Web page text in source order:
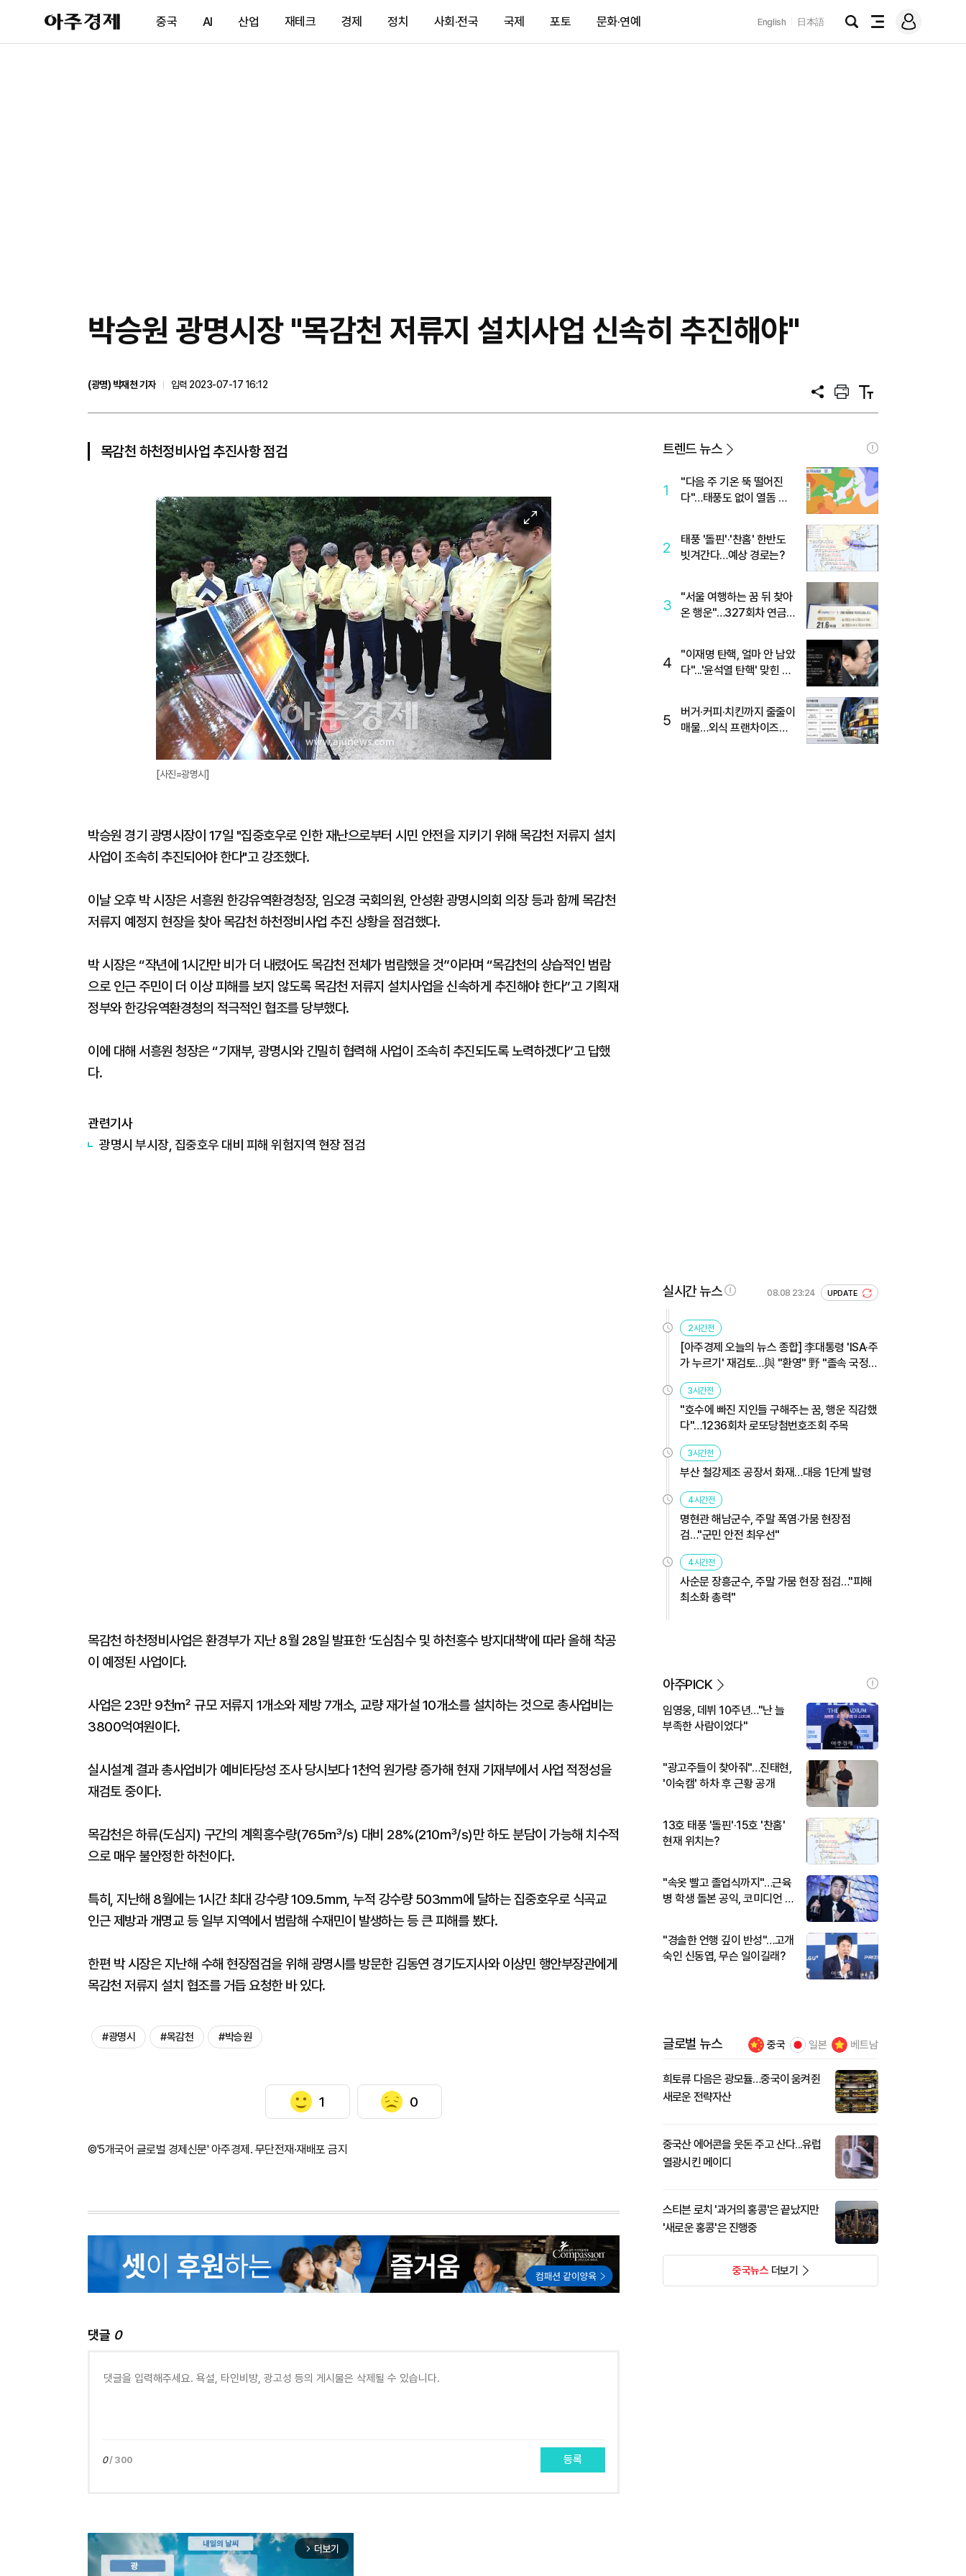
아
주
제
중국 AI 산업 재테크 경제 정치 사회·전국 국제 포토 문화·연예 English 日本語
검
전
메
그
박승원 광명시장 "목감천 저류지 설치사업 신속히 추진해야"
(광명) 박재천 기자
입력 2023-07-17 16:12
공
프
트
텍
트
목감천 하천정비사업 추진사항 점검
이
미
지
확
대
[사진=광명시]
박승원 경기 광명시장이 17일 "집중호우로 인한 재난으로부터 시민 안전을 지키기 위해 목감천 저류지 설치
사업이 조속히 추진되어야 한다"고 강조했다.
이날 오후 박 시장은 서흥원 한강유역환경청장, 임오경 국회의원, 안성환 광명시의회 의장 등과 함께 목감천
저류지 예정지 현장을 찾아 목감천 하천정비사업 추진 상황을 점검했다.
박 시장은 “작년에 1시간만 비가 더 내렸어도 목감천 전체가 범람했을 것”이라며 “목감천의 상습적인 범람
으로 인근 주민이 더 이상 피해를 보지 않도록 목감천 저류지 설치사업을 신속하게 추진해야 한다”고 기획재
정부와 한강유역환경청의 적극적인 협조를 당부했다.
이에 대해 서흥원 청장은 “기재부, 광명시와 긴밀히 협력해 사업이 조속히 추진되도록 노력하겠다”고 답했
다.
관련기사
광명시 부시장, 집중호우 대비 피해 위험지역 현장 점검
목감천 하천정비사업은 환경부가 지난 8월 28일 발표한 ‘도심침수 및 하천홍수 방지대책’에 따라 올해 착공
이 예정된 사업이다.
사업은 23만 9천㎡ 규모 저류지 1개소와 제방 7개소, 교량 재가설 10개소를 설치하는 것으로 총사업비는
3800억여원이다.
실시설계 결과 총사업비가 예비타당성 조사 당시보다 1천억 원가량 증가해 현재 기재부에서 사업 적정성을
재검토 중이다.
목감천은 하류(도심지) 구간의 계획홍수량(765㎥/s) 대비 28%(210㎥/s)만 하도 분담이 가능해 치수적
으로 매우 불안정한 하천이다.
특히, 지난해 8월에는 1시간 최대 강수량 109.5㎜, 누적 강수량 503㎜에 달하는 집중호우로 식곡교
인근 제방과 개명교 등 일부 지역에서 범람해 수재민이 발생하는 등 큰 피해를 봤다.
한편 박 시장은 지난해 수해 현장점검을 위해 광명시를 방문한 김동연 경기도지사와 이상민 행안부장관에게
목감천 저류지 설치 협조를 거듭 요청한 바 있다.
#광명시 #목감천 #박승원
1 0
©'5개국어 글로벌 경제신문' 아주경제. 무단전재·재배포 금지
댓글 0
0/ 300 등록
arrow_forward_ios 더보기
트렌드 뉴스
1
"다음 주 기온 뚝 떨어진
다"…태풍도 없이 열돔 박
2
태풍 '돌핀'·'찬홈' 한반도
빗겨간다…예상 경로는?
3
"서울 여행하는 꿈 뒤 찾아
온 행운"…327회차 연금
4
"이재명 탄핵, 얼마 안 남았
다"...'윤석열 탄핵' 맞힌 무
5
버거·커피·치킨까지 줄줄이
매물…외식 프랜차이즈
실시간 뉴스 08.08 23:24 UPDATE
2시간전
[아주경제 오늘의 뉴스 종합] 李대통령 'ISA·주
가 누르기' 재검토…與 "환영" 野 "졸속 국정"
外
3시간전
"호수에 빠진 지인들 구해주는 꿈, 행운 직감했
다"…1236회차 로또당첨번호조회 주목
3시간전
부산 철강제조 공장서 화재…대응 1단계 발령
4시간전
명현관 해남군수, 주말 폭염·가뭄 현장점
검…"군민 안전 최우선"
4시간전
사순문 장흥군수, 주말 가뭄 현장 점검…"피해
최소화 총력"
아주PICK
임영웅, 데뷔 10주년…"난 늘
부족한 사람이었다"
"광고주들이 찾아줘"…진태현,
'이숙캠' 하차 후 근황 공개
13호 태풍 '돌핀'·15호 '찬홈'
현재 위치는?
"속옷 빨고 졸업식까지"…근육
병 학생 돌본 공익, 코미디언 김
"경솔한 언행 깊이 반성"…고개
숙인 신동엽, 무슨 일이길래?
글로벌 뉴스 중국 일본 베트남
희토류 다음은 광모듈…중국이 움켜쥔
새로운 전략자산
중국산 에어콘을 웃돈 주고 산다...유럽
열광시킨 메이디
스티븐 로치 '과거의 홍콩'은 끝났지만
'새로운 홍콩'은 진행중
중국뉴스더보기